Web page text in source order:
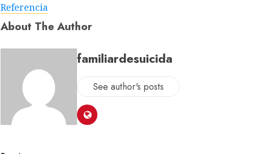
Referencia
About The Author
familiardesuicida
See author's posts